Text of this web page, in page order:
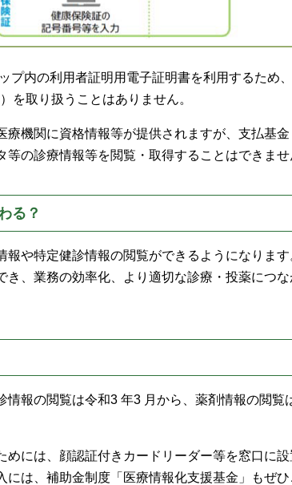
プ内の利用者証明用電子証明書を利用するため
を取り扱うことはありません。
機関に資格情報等が提供されますが、支払基
の診療情報等を閲覧・取得することはできませ
る？
報や特定健診情報の閲覧ができるようになりま
き、業務の効率化、より適切な診療・投薬につ
情報の閲覧は令和3 年3 月から、薬剤情報の閲覧
めには、顔認証付きカードリーダー等を窓口に
には、補助金制度「医療情報化支援基金」もぜひ